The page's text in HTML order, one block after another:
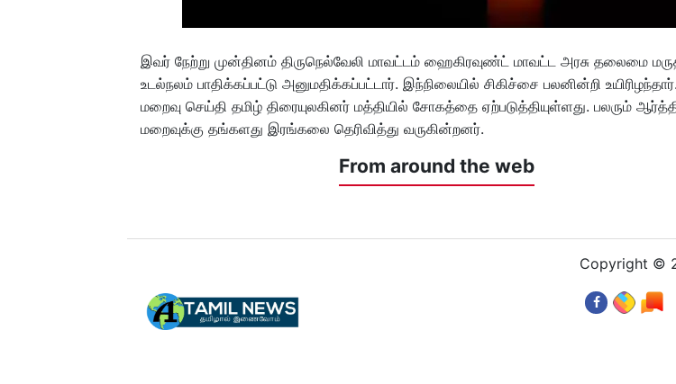
இவர் நேற்று முன்தினம் திருநெல்வேலி மாவட்டம் ஹைகிரவுண்ட் மாவட்ட அரசு தலைமை
உடல்நலம் பாதிக்கப்பட்டு அனுமதிக்கப்பட்டார். இந்நிலையில் சிகிச்சை பலனின்றி
மறைவு செய்தி தமிழ் திரையுலகினர் மத்தியில் சோகத்தை ஏற்படுத்தியுள்ளது. பலரும்
மறைவுக்கு தங்களது இரங்கலை தெரிவித்து வருகின்றனர்.
From around the web
Copyright ©